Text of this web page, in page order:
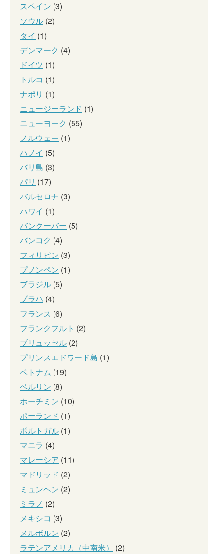
スペイン (3)
ソウル (2)
タイ (1)
デンマーク (4)
ドイツ (1)
トルコ (1)
ナポリ (1)
ニュージーランド (1)
ニューヨーク (55)
ノルウェー (1)
ハノイ (5)
バリ島 (3)
パリ (17)
バルセロナ (3)
ハワイ (1)
バンクーバー (5)
バンコク (4)
フィリピン (3)
プノンペン (1)
ブラジル (5)
プラハ (4)
フランス (6)
フランクフルト (2)
ブリュッセル (2)
プリンスエドワード島 (1)
ベトナム (19)
ベルリン (8)
ホーチミン (10)
ポーランド (1)
ポルトガル (1)
マニラ (4)
マレーシア (11)
マドリッド (2)
ミュンヘン (2)
ミラノ (2)
メキシコ (3)
メルボルン (2)
ラテンアメリカ（中南米）
(2)